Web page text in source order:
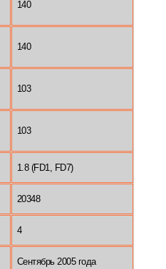
140
140
103
103
1.8 (FD1, FD7)
20348
4
Сентябрь 2005 года